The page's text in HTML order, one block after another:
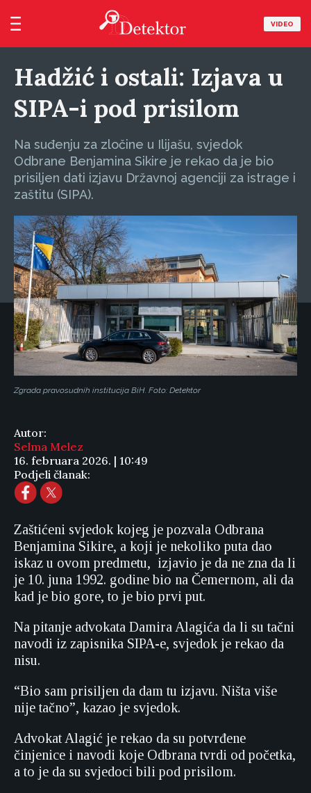
VIDEO
Hadžić i ostali: Izjava u
SIPA-i pod prisilom
Na suđenju za zločine u Ilijašu, svjedok
Odbrane Benjamina Sikire je rekao da je bio
prisiljen dati izjavu Državnoj agenciji za istrage i
zaštitu (SIPA).
Zgrada pravosudnih institucija BiH. Foto: Detektor
Autor:
Selma Melez
16. februara 2026. | 10:49
Podjeli članak:
Zaštićeni svjedok kojeg je pozvala Odbrana
Benjamina Sikire, a koji je nekoliko puta dao
iskaz u ovom predmetu, izjavio je da ne zna da li
je 10. juna 1992. godine bio na Čemernom, ali da
kad je bio gore, to je bio prvi put.
Na pitanje advokata Damira Alagića da li su tačni
navodi iz zapisnika SIPA-e, svjedok je rekao da
nisu.
“Bio sam prisiljen da dam tu izjavu. Ništa više
nije tačno”, kazao je svjedok.
Advokat Alagić je rekao da su potvrđene
činjenice i navodi koje Odbrana tvrdi od početka,
a to je da su svjedoci bili pod prisilom.